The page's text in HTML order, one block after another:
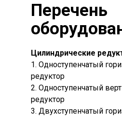
Цилиндрические
1. Одноступенчатый
редуктор
2. Одноступенчатый
редуктор
3. Двухступенчатый
Перечень